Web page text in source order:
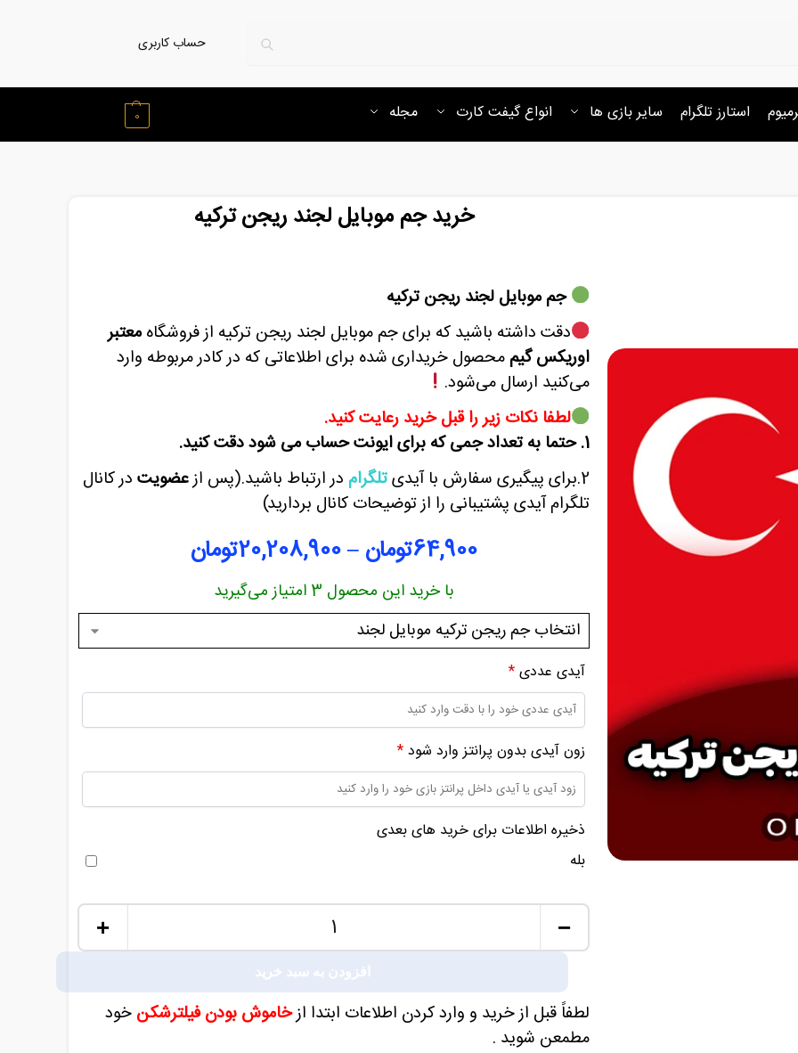
حساب کاربری
استارز تلگرام سایر بازی ها انواع گیفت کارت مجله 0
خرید جم موبایل لجند ریجن ترکیه
جم موبایل لجند ریجن ترکیه
دقت داشته باشید که برای جم موبایل لجند ریجن ترکیه از فروشگاهمعتبر
اوریکس گیم محصول خریداری شده برای اطلاعاتی که در کادر مربوطه وارد
می‌کنید ارسال می‌شود.
لطفا نکات زیر را قبل خرید رعایت کنید.
1. حتما به تعداد جمی که برای ایونت حساب می شود دقت کنید.
2.برای پیگیری سفارش با آیدی
تلگرام در ارتباط باشید.(پس ازعضویت در کانال
تلگرام آیدی پشتیبانی را از توضیحات کانال بردارید)
64,900تومان –
20,208,900تومان
با خرید این محصول 3 امتیاز می‌گیرید
آیدی عددی*
زون آیدی بدون پرانتز وارد شود*
ذخیره اطلاعات برای خرید های بعدی
بله
−
+
افزودن به سبد خرید
لطفاً قبل از خرید و وارد کردن اطلاعات ابتدا ازخاموش بودن فیلترشکن خود
مطمعن شوید .